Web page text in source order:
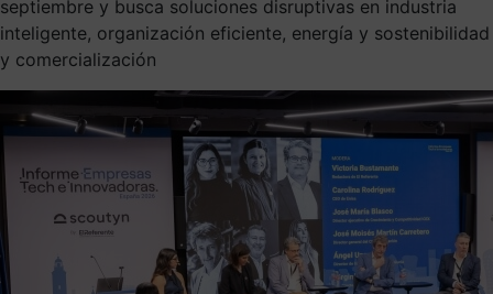
septiembre y busca soluciones disruptivas en industria
inteligente, organización eficiente, energía y sostenibilidad
y comercialización